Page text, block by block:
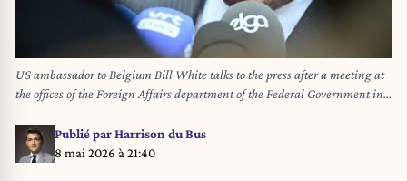
US ambassador to Belgium Bill White talks to the press after a meeting at
the offices of the Foreign Affairs department of the Federal Government in
Brussels, Tuesday 24 February 2026. US ambassador White has been
summoned for a meeting, after he sharply criticised Health Minister
Vandenbroucke and accused Belgium of antisemitism over the prosecution
Publié parHarrison du Bus
8 mai 2026 à 21:40